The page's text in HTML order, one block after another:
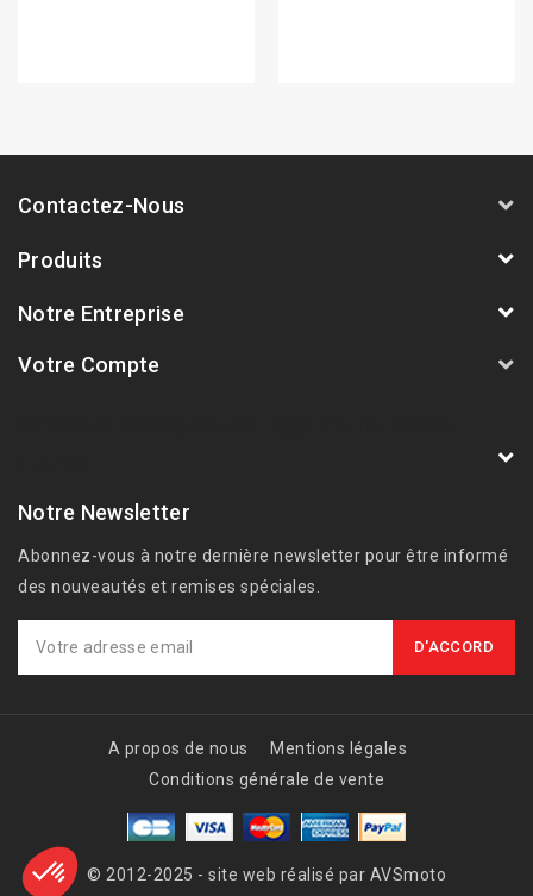
Contactez-Nous
Produits
Notre Entreprise
Votre Compte
Notre Newsletter
Abonnez-vous à notre dernière newsletter pour être informé
des nouveautés et remises spéciales.
A propos de nous
Mentions légales
Conditions générale de vente
© 2012-2025 - site web réalisé par AVSmoto